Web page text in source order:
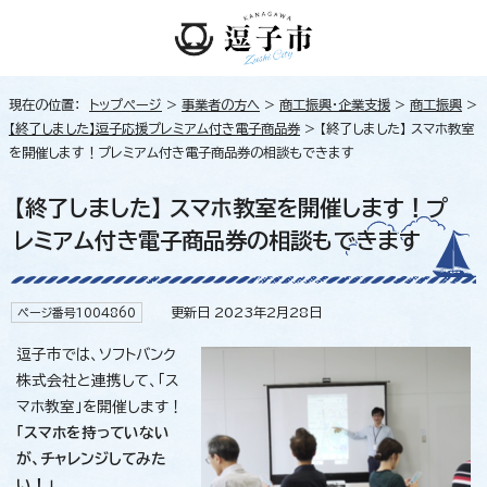
現在の位置： トップページ > 事業者の方へ > 商工振興・企業支援 > 商工振興 >
【終了しました】逗子応援プレミアム付き電子商品券 > 【終了しました】 スマホ教室
を開催します！プレミアム付き電子商品券の相談もできます
【終了しました】 スマホ教室を開催します！プ
レミアム付き電子商品券の相談もできます
ページ番号1004860 更新日 2023年2月28日
逗子市では、ソフトバンク
株式会社と連携して、「ス
マホ教室」を開催します！
「スマホを持っていない
が、チャレンジしてみた